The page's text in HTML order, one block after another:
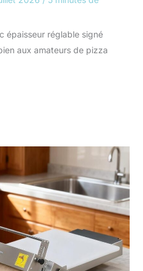
épaisseur réglable signé
aux amateurs de pizza